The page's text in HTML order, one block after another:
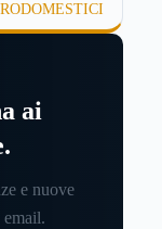
ai
e nuove
email.